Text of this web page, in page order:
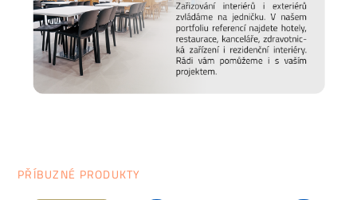
PŘÍBUZNÉ PRODUKTY